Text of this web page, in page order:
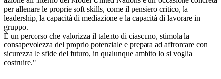
per allenare le proprie soft skills, come il pensiero critico, la
leadership, la capacità di mediazione e la capacità di lavorare in
gruppo.
È un percorso che valorizza il talento di ciascuno, stimola la
consapevolezza del proprio potenziale e prepara ad affrontare con
sicurezza le sfide del futuro, in qualunque ambito lo si voglia
costruire."